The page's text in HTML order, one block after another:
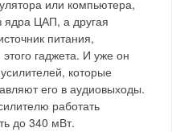
или компьютера,
ядра ЦАП, а другая
питания,
гаджета. И уже он
которые
его в аудиовыходы.
работать
до 340 мВт.